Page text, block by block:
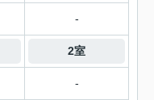
-
2室
-